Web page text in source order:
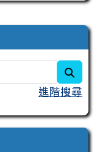
進階搜尋